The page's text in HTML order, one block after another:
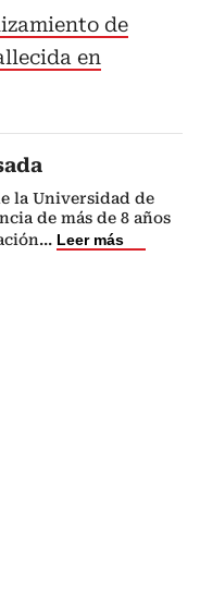
de
en
la Universidad de
de más de 8 años
... Leer más